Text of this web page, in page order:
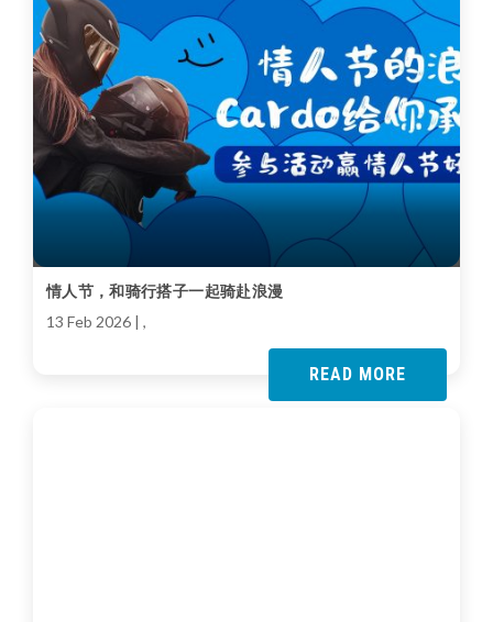
情人节，和骑行搭子一起骑赴浪漫
13 Feb 2026 | ,
READ MORE